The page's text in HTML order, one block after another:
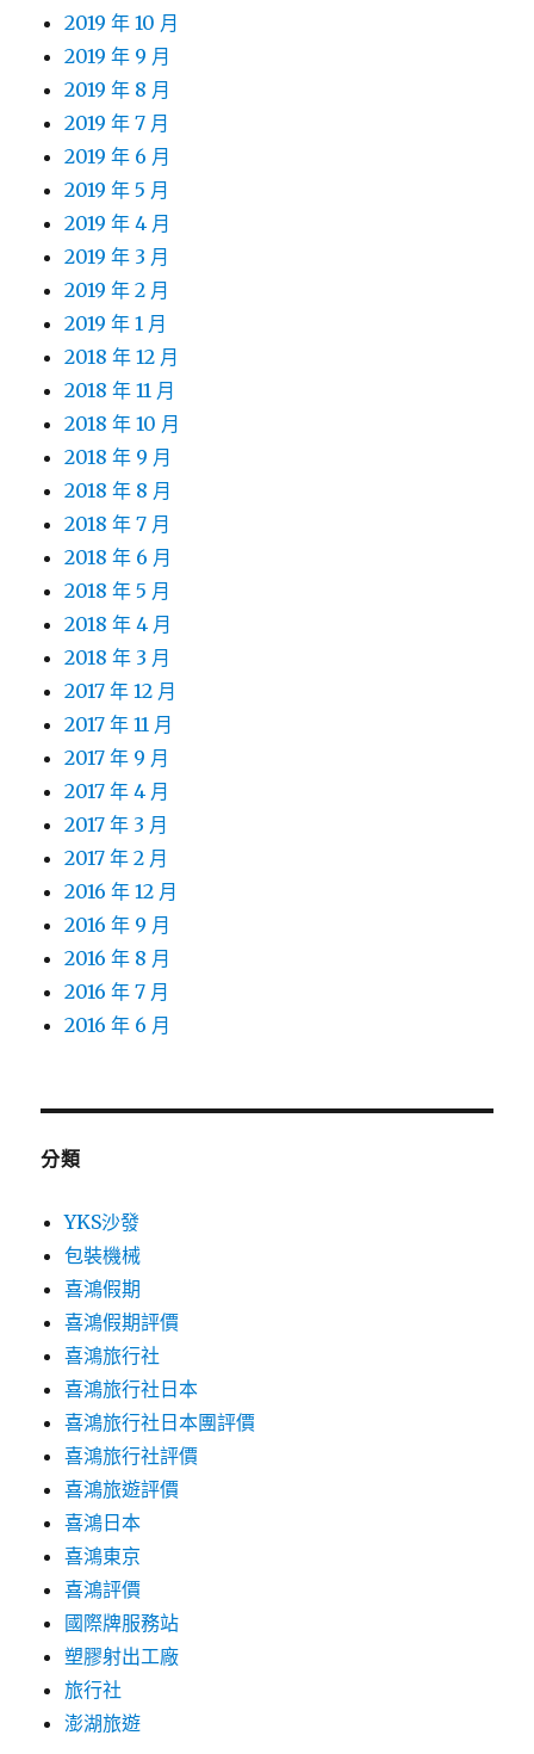
2019 年 10 月
2019 年 9 月
2019 年 8 月
2019 年 7 月
2019 年 6 月
2019 年 5 月
2019 年 4 月
2019 年 3 月
2019 年 2 月
2019 年 1 月
2018 年 12 月
2018 年 11 月
2018 年 10 月
2018 年 9 月
2018 年 8 月
2018 年 7 月
2018 年 6 月
2018 年 5 月
2018 年 4 月
2018 年 3 月
2017 年 12 月
2017 年 11 月
2017 年 9 月
2017 年 4 月
2017 年 3 月
2017 年 2 月
2016 年 12 月
2016 年 9 月
2016 年 8 月
2016 年 7 月
2016 年 6 月
分類
YKS沙發
包裝機械
喜鴻假期
喜鴻假期評價
喜鴻旅行社
喜鴻旅行社日本
喜鴻旅行社日本團評價
喜鴻旅行社評價
喜鴻旅遊評價
喜鴻日本
喜鴻東京
喜鴻評價
國際牌服務站
塑膠射出工廠
旅行社
澎湖旅遊